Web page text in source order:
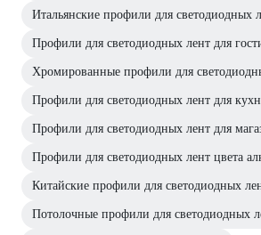
Итальянские профили для светодиодных
Профили для светодиодных лент для
Хромированные профили для
Профили для светодиодных лент для
Профили для светодиодных лент для
Профили для светодиодных лент цвета
Китайские профили для светодиодных
Потолочные профили для светодиодных